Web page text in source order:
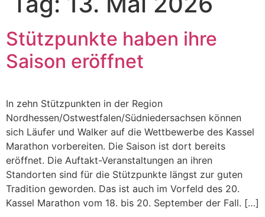
Stützpunkte haben ihre
Saison eröffnet
In zehn Stützpunkten in der Region
Nordhessen/Ostwestfalen/Südniedersachsen können
sich Läufer und Walker auf die Wettbewerbe des Kassel
Marathon vorbereiten. Die Saison ist dort bereits
eröffnet. Die Auftakt-Veranstaltungen an ihren
Standorten sind für die Stützpunkte längst zur guten
Tradition geworden. Das ist auch im Vorfeld des 20.
Kassel Marathon vom 18. bis 20. September der Fall. […]